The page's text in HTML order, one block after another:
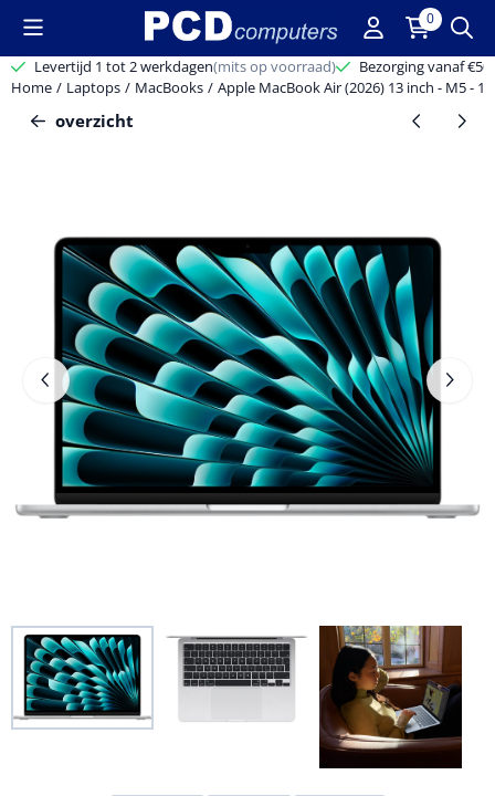
Cookievoorkeuren zijn beschikbaar. Kies instellingen of sta alle
0
Levertijd 1 tot 2 werkdagen(mits op voorraad)
Bezorging vanaf
Home / Laptops / MacBooks / Apple MacBook Air (2026) 13 inch - M5 - 16
overzicht